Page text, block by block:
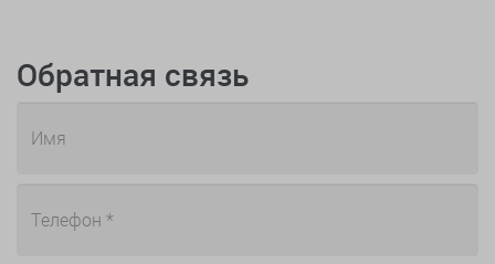
Обратная связь